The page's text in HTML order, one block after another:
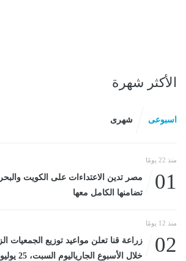
الأكثر شهرة
اسبوعى شهرى
منذ 22 يومًا
01
مصر تدين الاعتداءات على الكويت
تضامنها الكامل معها
منذ 12 يومًا
02
زراعة قنا تعلن مواعيد توزيع الجمعيات
خلال الأسبوع الجارياليوم السبت، 25 يوليو 2026 04:00 مـ